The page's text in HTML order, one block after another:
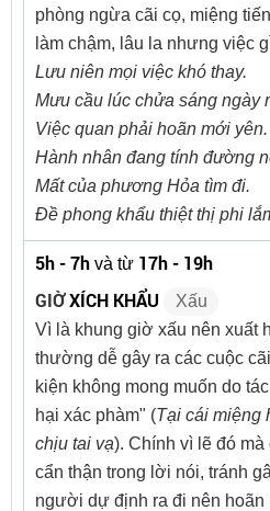
phòng ngừa cãi cọ, miệng
làm chậm, lâu la nhưng việc
Lưu niên mọi việc khó thay.
Mưu cầu lúc chửa sáng ngày
Việc quan phải hoãn mới yên.
Hành nhân đang tính đường
Mất của phương Hỏa tìm đi.
Đề phong khẩu thiệt thị phi
5h - 7h và từ 17h - 19h
GIỜXÍCH KHẨU
Xấu
Vì là khung giờ xấu nên xuất
thường dễ gây ra các cuộc
kiện không mong muốn do
hại xác phàm" (Tại cái miệng
chịu tai vạ). Chính vì lẽ đó
cẩn thận trong lời nói, tránh
người dự định ra đi nên hoãn